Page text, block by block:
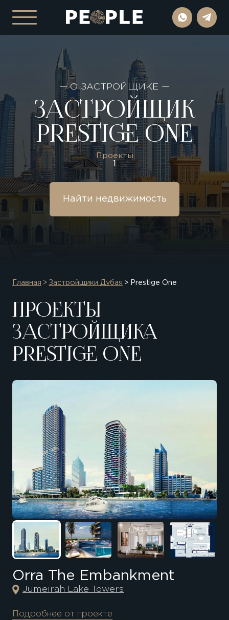
— О ЗАСТРОЙЩИКЕ —
ЗАСТРОЙЩИК
PRESTIGE ONE
Проекты
1
Найти недвижимость
Главная Застройщики Дубая Prestige One
ПРОЕКТЫ
ЗАСТРОЙЩИКА
PRESTIGE ONE
Orra The Embankment
Jumeirah Lake Towers
Подробнее от проекте